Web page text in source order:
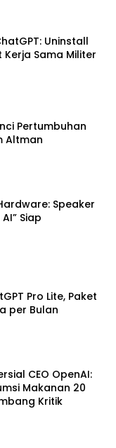
Uninstall
Sama Militer
Pertumbuhan
Altman
Speaker
Siap
Pro Lite, Paket
per Bulan
CEO OpenAI:
Makanan 20
Kritik